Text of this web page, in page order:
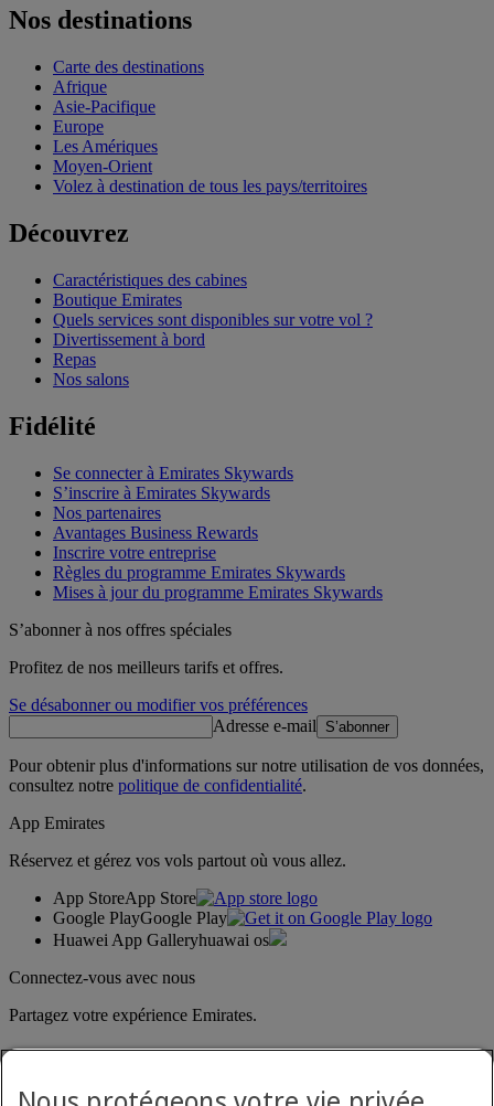
Nos destinations
Carte des destinations
Afrique
Asie-Pacifique
Europe
Les Amériques
Moyen-Orient
Volez à destination de tous les pays/territoires
Découvrez
Caractéristiques des cabines
Boutique Emirates
Quels services sont disponibles sur votre vol ?
Divertissement à bord
Repas
Nos salons
Fidélité
Se connecter à Emirates Skywards
S’inscrire à Emirates Skywards
Nos partenaires
Avantages Business Rewards
Inscrire votre entreprise
Règles du programme Emirates Skywards
Mises à jour du programme Emirates Skywards
S’abonner à nos offres spéciales
Profitez de nos meilleurs tarifs et offres.
Se désabonner ou modifier vos préférences
Adresse e-mail
S’abonner
Pour obtenir plus d'informations sur notre utilisation de vos données,
consultez notre politique de confidentialité.
App Emirates
Réservez et gérez vos vols partout où vous allez.
App StoreApp Store
Google PlayGoogle Play
Huawei App Galleryhuawai os
Connectez-vous avec nous
Partagez votre expérience Emirates.